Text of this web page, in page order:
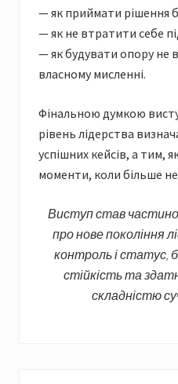
— як приймати рішення
— як не втратити себе
— як будувати опору не в
власному мисленні.
Фінальною думкою
рівень лідерства
успішних кейсів, а тим,
моменти, коли більше
Виступ став
про нове покоління
контроль і статус,
стійкість та
складністю